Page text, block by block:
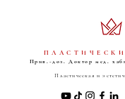
Прив.-доз. Доктор мед.
Пластическая и